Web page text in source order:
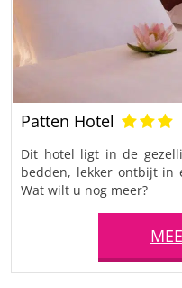
Patten Hotel
Dit hotel ligt in de
bedden, lekker ontbijt in
Wat wilt u nog meer?